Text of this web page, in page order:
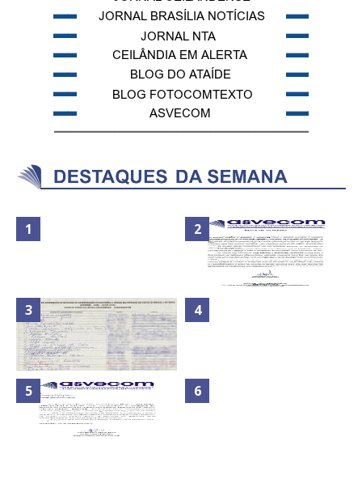
Secretaria da Fazenda abre 120